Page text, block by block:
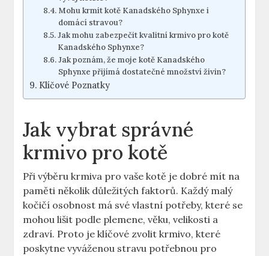
Mohu krmit kotě Kanadského Sphynxe i
domácí stravou?
Jak mohu zabezpečit kvalitní krmivo pro kotě
Kanadského Sphynxe?
Jak poznám, že moje kotě Kanadského
Sphynxe přijímá dostatečné množství živin?
Klíčové Poznatky
Jak vybrat správné
krmivo pro kotě
Při výběru krmiva pro vaše kotě je dobré mít na
paměti několik důležitých faktorů. Každý malý
kočičí osobnost má své vlastní potřeby, které se
mohou lišit podle plemene, věku, velikosti a
zdraví. Proto je klíčové zvolit krmivo, které
poskytne vyváženou stravu potřebnou pro